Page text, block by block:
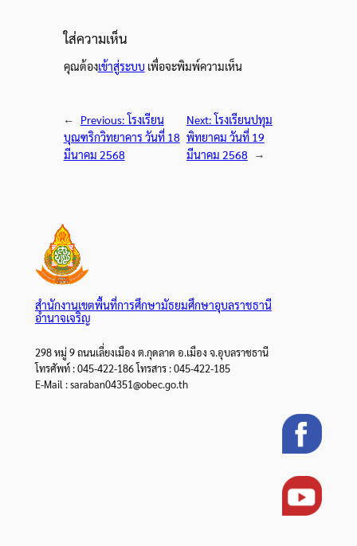
ใส่ความเห็น
คุณต้องเข้าสู่ระบบ เพื่อจะพิมพ์ความเห็น
← Previous:โรงเรียน
บุณฑริกวิทยาคาร วันที่ 18
มีนาคม 2568
Next:โรงเรียนปทุม
พิทยาคม วันที่ 19
มีนาคม 2568
→
สำนักงานเขตพื้นที่การศึกษามัธยมศึกษาอุบลราชธานี
อำนาจเจริญ
298 หมู่ 9 ถนนเลี่ยงเมือง ต.กุดลาด อ.เมือง จ.อุบลราชธานี
โทรศัพท์ : 045-422-186 โทรสาร : 045-422-185
E-Mail : saraban04351@obec.go.th